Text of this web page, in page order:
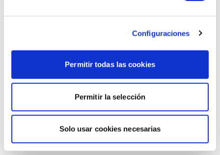
Configuraciones
Permitir todas las cookies
Permitir la selección
Solo usar cookies necesarias